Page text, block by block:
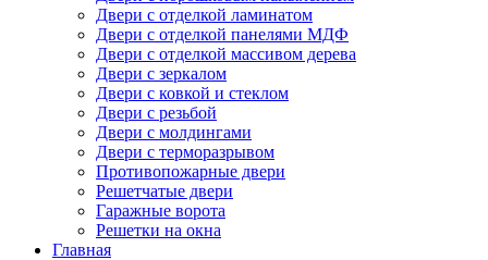
Двери с отделкой ламинатом
Двери с отделкой панелями МДФ
Двери с отделкой массивом дерева
Двери с зеркалом
Двери с ковкой и стеклом
Двери с резьбой
Двери с молдингами
Двери с терморазрывом
Противопожарные двери
Решетчатые двери
Гаражные ворота
Решетки на окна
Главная